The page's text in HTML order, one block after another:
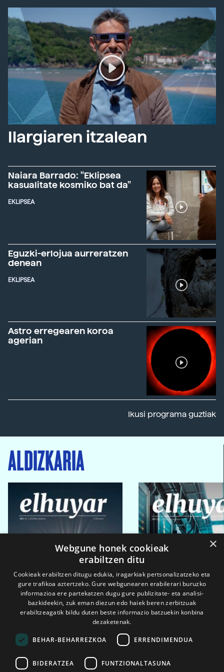
Ilargiaren itzalean
Naiara Barrado: "Eklipsea
kasualitate kosmiko bat da"
EKLIPSEA
Eguzki-erlojua aurreratzen
denean
EKLIPSEA
Astro erregearen koroa
agerian
Ikusi programa guztiak
ALDIZKARIA
2026ko eka. 1a 2026ko mar. 1a
×
Webgune honek cookieak
erabiltzen ditu
Cookieak erabiltzen ditugu edukia, iragarkiak pertsonalizatzeko eta
gure trafikoa aztertzeko. Gure webgunearen erabilerari buruzko
informazioa ere partekatzen dugu gure publizitate- eta analisi-
bazkideekin, zuk eman diezun edo haiek beren zerbitzuak
erabiltzeagatik bildu duten beste informazio batzuekin konbina
dezaketenak.
BEHAR-BEHARREZKOA ERRENDIMENDUA
BIDERATZEA FUNTZIONALTASUNA